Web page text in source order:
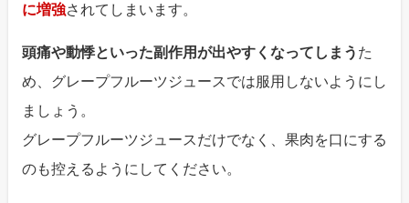
に増強されてしまいます。
頭痛や動悸といった副作用が出やすくなってしまう た
め、グレープフルーツジュースでは服用しないようにし
ましょう。
グレープフルーツジュースだけでなく、果肉を口にする
のも控えるようにしてください。